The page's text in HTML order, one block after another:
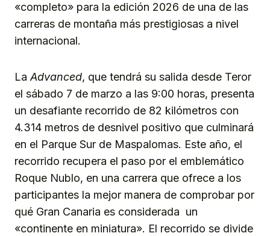
«completo» para la edición 2026 de una de las
carreras de montaña más prestigiosas a nivel
internacional.
La Advanced, que tendrá su salida desde Teror
el sábado 7 de marzo a las 9:00 horas, presenta
un desafiante recorrido de 82 kilómetros con
4.314 metros de desnivel positivo que culminará
en el Parque Sur de Maspalomas. Este año, el
recorrido recupera el paso por el emblemático
Roque Nublo, en una carrera que ofrece a los
participantes la mejor manera de comprobar por
qué Gran Canaria es considerada un
«continente en miniatura». El recorrido se divide